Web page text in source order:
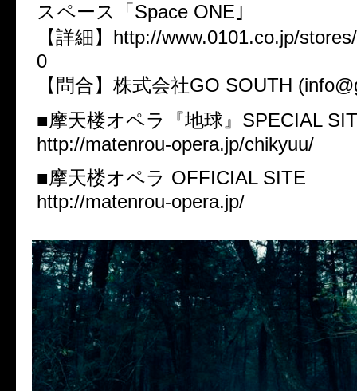
スペース「Space ONE｣
【詳細】http://www.0101.co.jp/
0
【問合】株式会社GO SOUTH
■摩天楼オペラ『地球』SPECIAL
http://matenrou-opera.jp/chikyuu/
■摩天楼オペラ OFFICIAL SITE
http://matenrou-opera.jp/